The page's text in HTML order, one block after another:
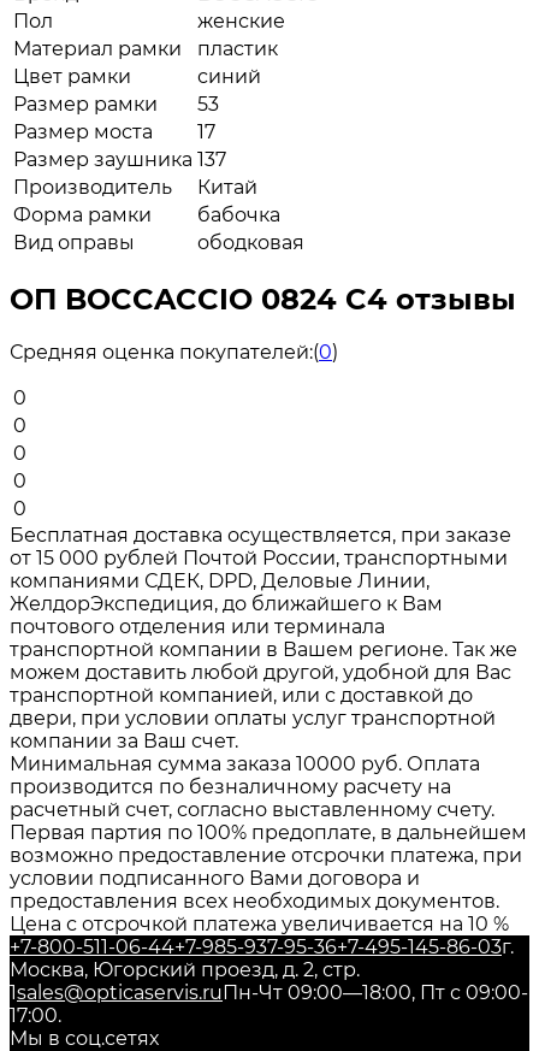
Пол
женские
Материал рамки
пластик
Цвет рамки
синий
Размер рамки
53
Размер моста
17
Размер заушника 137
Производитель
Китай
Форма рамки
бабочка
Вид оправы
ободковая
ОП BOCCACCIO 0824 C4 отзывы
Средняя оценка покупателей:(0)
0
0
0
0
0
Бесплатная доставка осуществляется, при заказе
от 15 000 рублей Почтой России, транспортными
компаниями СДЕК, DPD, Деловые Линии,
ЖелдорЭкспедиция, до ближайшего к Вам
почтового отделения или терминала
транспортной компании в Вашем регионе. Так же
можем доставить любой другой, удобной для Вас
транспортной компанией, или с доставкой до
двери, при условии оплаты услуг транспортной
компании за Ваш счет.
Минимальная сумма заказа 10000 руб. Оплата
производится по безналичному расчету на
расчетный счет, согласно выставленному счету.
Первая партия по 100% предоплате, в дальнейшем
возможно предоставление отсрочки платежа, при
условии подписанного Вами договора и
предоставления всех необходимых документов.
Цена с отсрочкой платежа увеличивается на 10 %
+7-800-511-06-44+7-985-937-95-36+7-495-145-86-03г.
Москва, Югорский проезд, д. 2, стр.
1sales@opticaservis.ruПн-Чт 09:00—18:00, Пт с 09:00-
17:00.
Мы в соц.сетях